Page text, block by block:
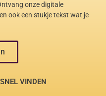
onze digitale
ook een stukje tekst wat je
SNEL VINDEN